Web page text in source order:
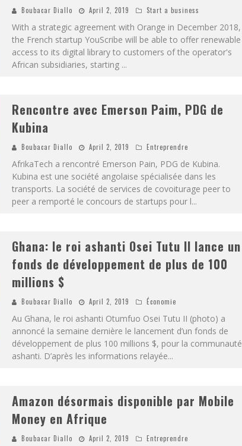
Boubacar Diallo April 2, 2019 Start a business
With a strategic agreement with Orange in December 2018,
the French startup YouScribe will be able to offer renewable
access to its digital library to customers of the operator's
African subsidiaries, starting ...
Rencontre avec Emerson Paim, PDG de
Kubina
Boubacar Diallo April 2, 2019 Entreprendre
AfrikaTech a rencontré Emerson Pain, PDG de Kubina.
Kubina est une société angolaise spécialisée dans les
transports. La société de services de covoiturage peer to
peer a remporté le concours de startups pour l...
Ghana: le roi ashanti Osei Tutu II lance un
fonds de développement de plus de 100
millions $
Boubacar Diallo April 2, 2019 Économie
Au Ghana, le roi ashanti Otumfuo Osei Tutu II (photo) a
annoncé la semaine dernière le lancement d’un fonds de
développement de plus 100 millions $, pour la communauté
ashanti. D’après les informations relayée...
Amazon désormais disponible par Mobile
Money en Afrique
Boubacar Diallo April 2, 2019 Entreprendre